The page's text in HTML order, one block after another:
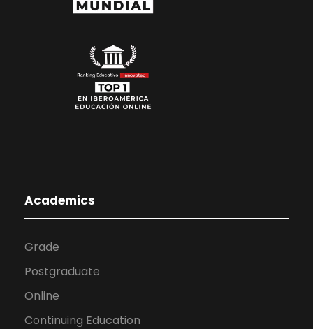
Academics
Grade
Postgraduate
Online
Continuing Education